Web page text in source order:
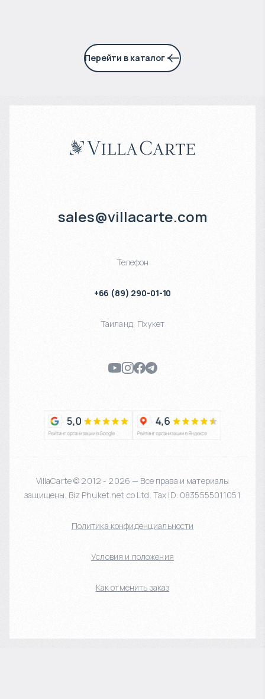
Перейти в каталог
sales@villacarte.com
Телефон
+66 (89) 290-01-10
Таиланд, Пхукет
VillaCarte © 2012 - 2026 — Все права и материалы
защищены. Biz Phuket.net co Ltd. Tax ID: 0835555011051
Политика конфиденциальности
Условия и положения
Как отменить заказ